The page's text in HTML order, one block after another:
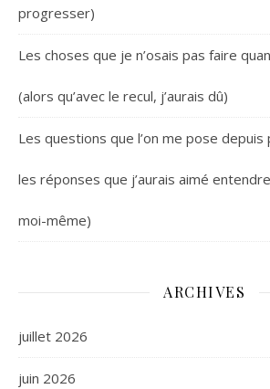
progresser)
Les choses que je n’osais pas faire
(alors qu’avec le recul, j’aurais dû)
Les questions que l’on me pose
les réponses que j’aurais aimé
moi-même)
ARCHIVES
juillet 2026
juin 2026